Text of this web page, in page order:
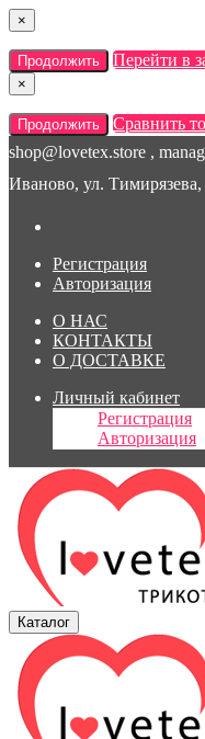
×
Продолжить Перейти в
×
Продолжить
Сравнить
shop@lovetex.store ,
Иваново, ул.
Регистрация
Авторизация
О НАС
КОНТАКТЫ
О ДОСТАВКЕ
Личный кабинет
Регистрация
Авторизация
Каталог